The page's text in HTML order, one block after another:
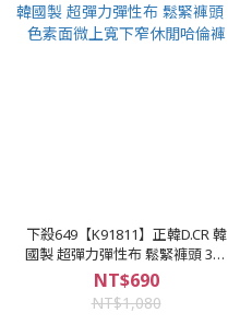
下殺649【K91811】正韓D.CR 韓
國製 超彈力彈性布 鬆緊褲頭 3色
素面微上寬下窄休閒哈倫褲
NT$690
NT$1,080